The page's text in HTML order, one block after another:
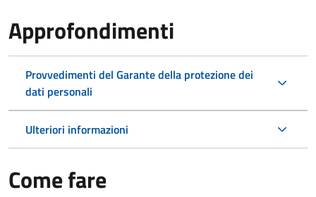
Approfondimenti
Provvedimenti del Garante della protezione dei
dati personali
Ulteriori informazioni
Come fare